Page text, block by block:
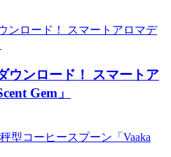
ウンロード！ スマートア
Gem」